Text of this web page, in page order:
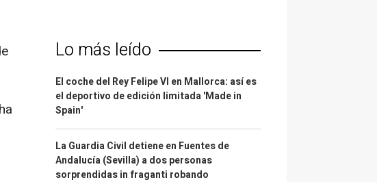
Lo más leído
El coche del Rey Felipe VI en Mallorca: así es
el deportivo de edición limitada 'Made in
Spain'
La Guardia Civil detiene en Fuentes de
Andalucía (Sevilla) a dos personas
sorprendidas in fraganti robando